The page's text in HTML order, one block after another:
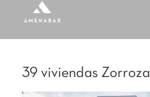
39 viviendas Zorroza